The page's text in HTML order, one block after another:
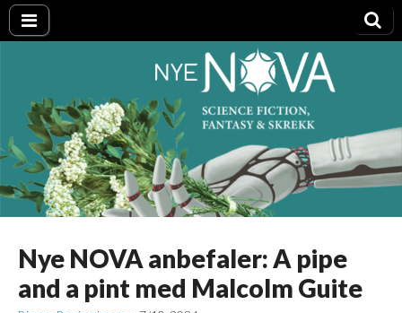
Nye NOVA
Nye NOVA anbefaler: A pipe
and a pint med Malcolm Guite